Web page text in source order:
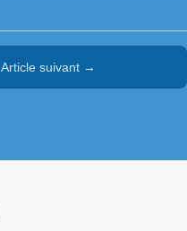
Article suivant →